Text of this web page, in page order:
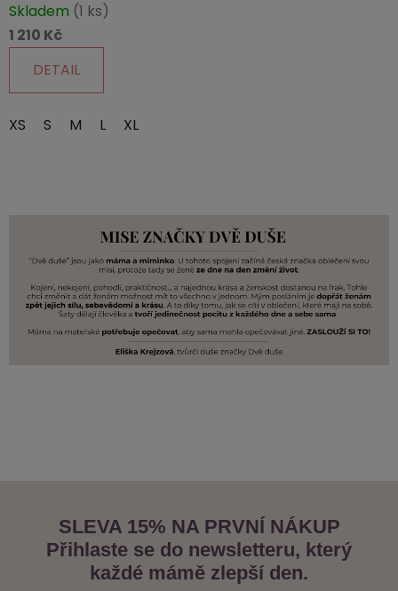
hodnocení
produktu
5,0
z
Skladem (1 ks)
1 210 Kč
DETAIL
XS S M L XL
SLEVA 15% NA PRVNÍ NÁKUP
Přihlaste se do newsletteru, který
každé mámě zlepší den.